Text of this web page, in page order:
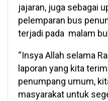
jajaran, juga sebagai
pelemparan bus
terjadi pada malam
“Insya Allah selama
laporan yang kita
penumpang umum,
masyarakat untuk